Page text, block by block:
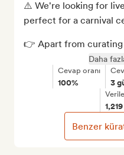
⚠️ We're looking for
perfect for a carnival
👉 Apart from curating
Daha
Cevap oranı
100% 3
1,219
Benzer